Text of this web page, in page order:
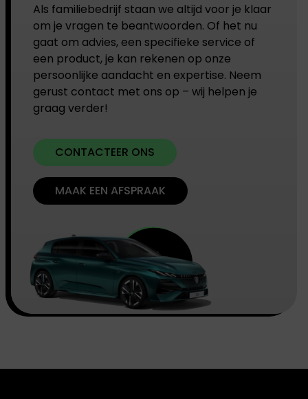
Als familiebedrijf staan we altijd voor je klaar
om je vragen te beantwoorden. Of het nu
gaat om advies, een specifieke service of
een product, je kan rekenen op onze
persoonlijke aandacht en expertise. Neem
gerust contact met ons op – wij helpen je
graag verder!
CONTACTEER ONS
MAAK EEN AFSPRAAK